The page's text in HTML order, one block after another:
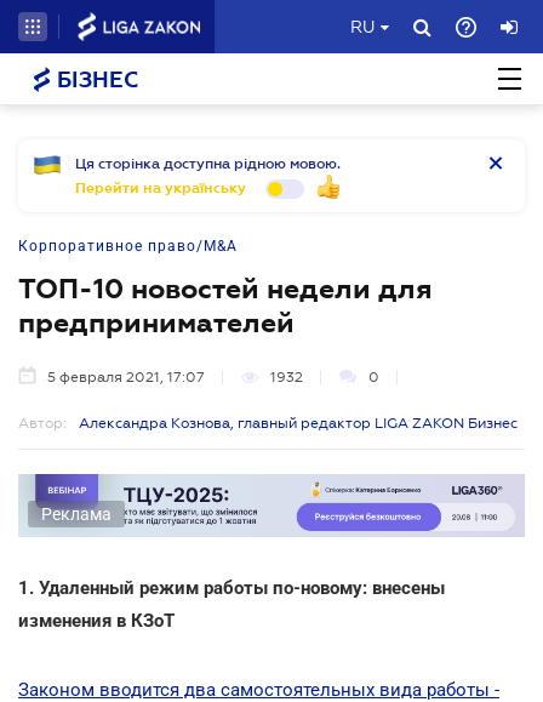
RU
БІЗНЕС
Ця сторінка доступна рідною мовою.
Перейти на українську
Корпоративное право/M&A
ТОП-10 новостей недели для
предпринимателей
5 февраля 2021, 17:07 1932 0
Автор: Александра Кознова, главный редактор LIGA ZAKON Бизнес
Реклама
1. Удаленный режим работы по-новому: внесены
изменения в КЗоТ
Законом вводится два самостоятельных вида работы -